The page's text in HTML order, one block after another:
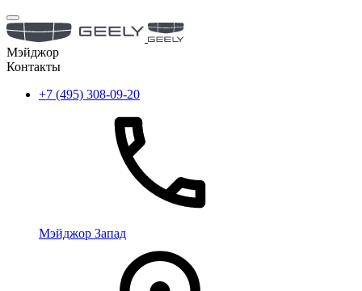
Мэйджор
Контакты
+7 (495) 308-09-20
Мэйджор Запад